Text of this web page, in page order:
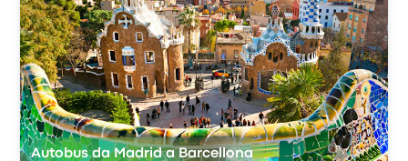
Autobus da Madrid a Barcellona